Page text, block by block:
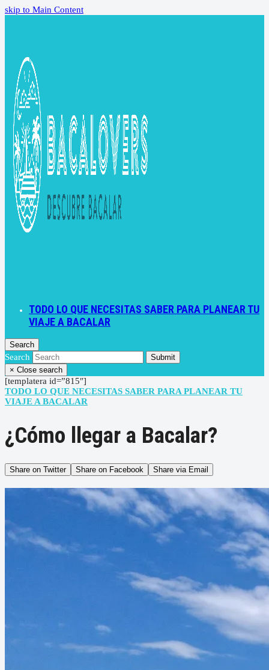
skip to Main Content
TODO LO QUE NECESITAS SABER PARA PLANEAR TU
VIAJE A BACALAR
Search
Search
Submit
× Close search
[templatera id=”815″]
TODO LO QUE NECESITAS SABER PARA PLANEAR TU
VIAJE A BACALAR
¿Cómo llegar a Bacalar?
Share on Twitter Share on Facebook Share via Email